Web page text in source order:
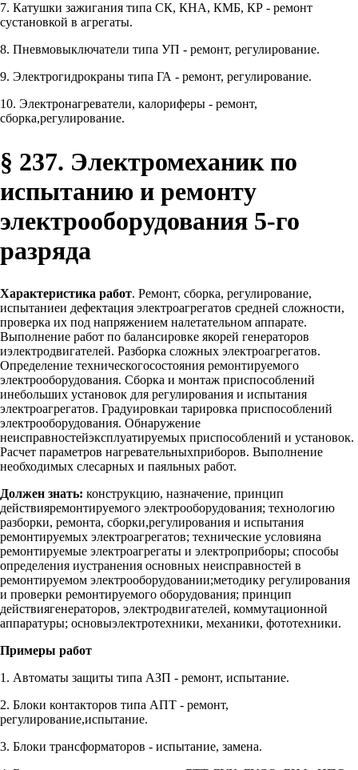
7. Катушки зажигания типа СК, КНА, КМБ, КР - ремонт
сустановкой в агрегаты.
8. Пневмовыключатели типа УП - ремонт, регулирование.
9. Электрогидрокраны типа ГА - ремонт, регулирование.
10. Электронагреватели, калориферы - ремонт,
сборка,регулирование.
§ 237. Электромеханик по
испытанию и ремонту
электрооборудования 5-го
разряда
Характеристика работ. Ремонт, сборка, регулирование,
испытаниеи дефектация электроагрегатов средней сложности,
проверка их под напряжением налетательном аппарате.
Выполнение работ по балансировке якорей генераторов
иэлектродвигателей. Разборка сложных электроагрегатов.
Определение техническогосостояния ремонтируемого
электрооборудования. Сборка и монтаж приспособлений
инебольших установок для регулирования и испытания
электроагрегатов. Градуировкаи тарировка приспособлений
электрооборудования. Обнаружение
неисправностейэксплуатируемых приспособлений и установок.
Расчет параметров нагревательныхприборов. Выполнение
необходимых слесарных и паяльных работ.
Должен знать: конструкцию, назначение, принцип
действияремонтируемого электрооборудования; технологию
разборки, ремонта, сборки,регулирования и испытания
ремонтируемых электроагрегатов; технические условияна
ремонтируемые электроагрегаты и электроприборы; способы
определения иустранения основных неисправностей в
ремонтируемом электрооборудовании;методику регулирования
и проверки ремонтируемого оборудования; принцип
действиягенераторов, электродвигателей, коммутационной
аппаратуры; основыэлектротехники, механики, фототехники.
Примеры работ
1. Автоматы защиты типа АЗП - ремонт, испытание.
2. Блоки контакторов типа АПТ - ремонт,
регулирование,испытание.
3. Блоки трансформаторов - испытание, замена.